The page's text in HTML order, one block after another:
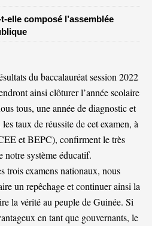
elle composé l’assemblée
du baccalauréat session 2022
ainsi clôturer l’année scolaire
tous, une année de diagnostic et
taux de réussite de cet examen, à
et BEPC), confirment le très
notre système éducatif.
trois examens nationaux, nous
un repêchage et continuer ainsi la
la vérité au peuple de Guinée. Si
en tant que gouvernants, le